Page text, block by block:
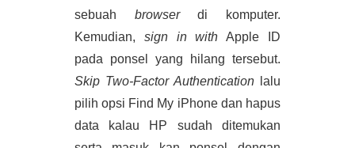
sebuah browser di komputer.
Kemudian, sign in with Apple ID
Skip Two-Factor Authentication lalu
pilih opsi Find My iPhone dan hapus
data kalau HP sudah ditemukan